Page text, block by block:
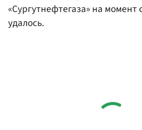
«Сургутнефтегаза» на момент
удалось.